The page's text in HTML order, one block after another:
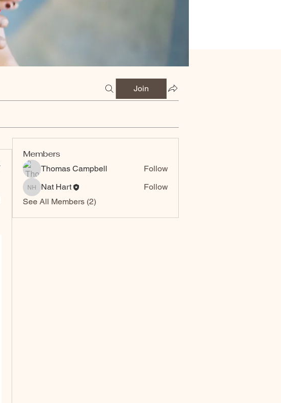
Join
Members
Thomas Campbell Follow
Nat Hart
Nat Hart
Follow
See All Members (2)